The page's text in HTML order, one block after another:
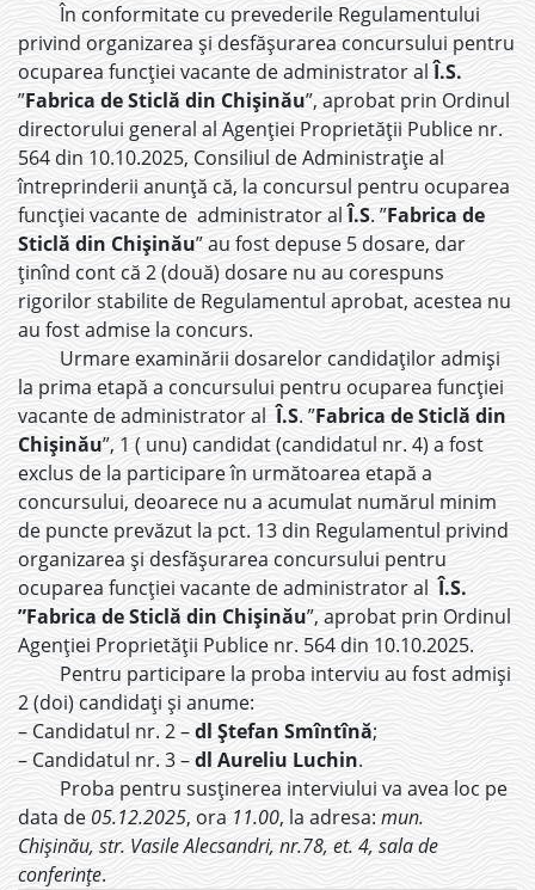
În conformitate cu prevederile Regulamentului
privind organizarea și desfășurarea concursului pentru
ocuparea funcției vacante de administrator alÎ.S.
”Fabrica de Sticlă din Chișinău”, aprobat prin Ordinul
directorului general al Agenției Proprietății Publice nr.
564 din 10.10.2025, Consiliul de Administrație al
întreprinderii anunță că, la concursul pentru ocuparea
funcției vacante de administrator alÎ.S. ”Fabrica de
Sticlă din Chișinău” au fost depuse 5 dosare, dar
ținînd cont că 2 (două) dosare nu au corespuns
rigorilor stabilite de Regulamentul aprobat, acestea nu
au fost admise la concurs.
Urmare examinării dosarelor candidaților admiși
la prima etapă a concursului pentru ocuparea funcției
vacante de administrator alÎ.S. ”Fabrica de Sticlă din
Chișinău”, 1 ( unu) candidat (candidatul nr. 4) a fost
exclus de la participare în următoarea etapă a
concursului, deoarece nu a acumulat numărul minim
de puncte prevăzut la pct. 13 din Regulamentul privind
organizarea și desfășurarea concursului pentru
ocuparea funcției vacante de administrator alÎ.S.
”Fabrica de Sticlă din Chișinău”, aprobat prin Ordinul
Agenției Proprietății Publice nr. 564 din 10.10.2025.
Pentru participare la proba interviu au fost admiși
2 (doi) candidați și anume:
– Candidatul nr. 2 –dl Ștefan Smîntînă;
– Candidatul nr. 3 –dl Aureliu Luchin.
Proba pentru susținerea interviului va avea loc pe
data de 05.12.2025, ora 11.00, la adresa: mun.
Chișinău, str. Vasile Alecsandri, nr.78, et. 4, sala de
conferințe.